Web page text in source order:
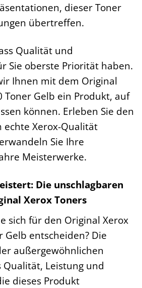
dieser Toner
übertreffen.
Qualität und
Sie oberste Priorität haben.
Ihnen mit dem Original
Toner Gelb ein Produkt, auf
können. Erleben Sie den
echte Xerox-Qualität
Sie Ihre
Meisterwerke.
Die unschlagbaren
Xerox Toners
sich für den Original Xerox
Gelb entscheiden? Die
außergewöhnlichen
Leistung und
dieses Produkt